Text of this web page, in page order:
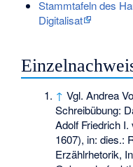
Stammtafeln des
Digitalisat
↑ Vgl. Andrea
Schreibübung:
Adolf Friedrich
1607), in: dies.:
Erzählrhetorik,